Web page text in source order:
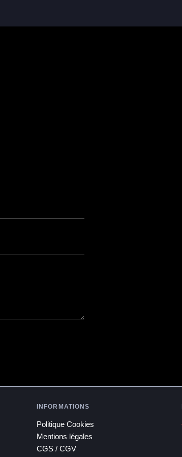
INFORMATIONS
Politique Cookies
Mentions légales
CGS / CGV